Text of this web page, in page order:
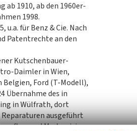
1910, ab den 1960er-
1998.
für Benz & Cie. Nach
Patentrechte an den
Kutschenbauer-
Daimler in Wien,
Belgien, Ford (T-Modell),
Übernahme des in
in Wülfrath, dort
ausgeführt
und Modernisierung